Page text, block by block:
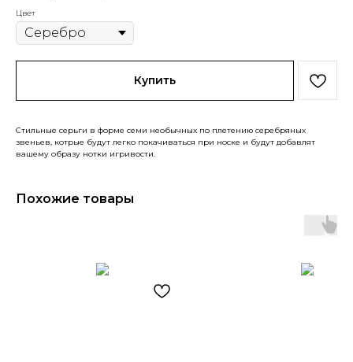
Цвет
Купить
Стильные серьги в форме семи необычных по плетению серебряных
звеньев, котрые будут легко покачиваться при носке и будут добавлят
вашему образу нотки игривости.
Похожие товары